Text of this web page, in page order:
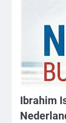
Ibrahim